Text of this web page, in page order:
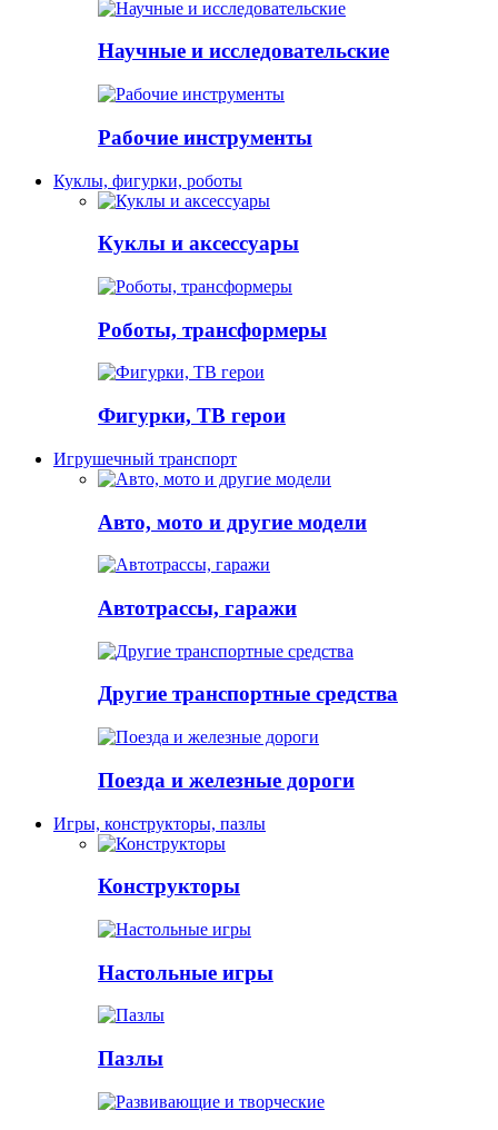
Научные и исследовательские
Рабочие инструменты
Куклы, фигурки, роботы
Куклы и аксессуары
Роботы, трансформеры
Фигурки, ТВ герои
Игрушечный транспорт
Авто, мото и другие модели
Автотрассы, гаражи
Другие транспортные средства
Поезда и железные дороги
Игры, конструкторы, пазлы
Конструкторы
Настольные игры
Пазлы